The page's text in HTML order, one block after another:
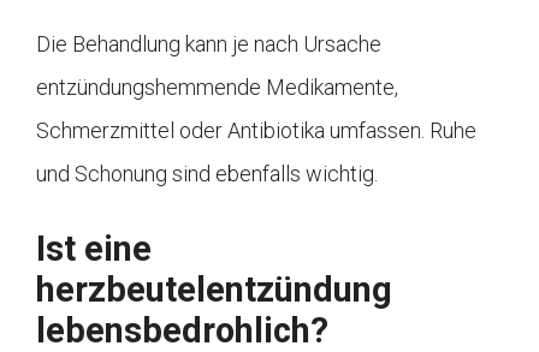
Die Behandlung kann je nach Ursache
entzündungshemmende Medikamente,
Schmerzmittel oder Antibiotika umfassen. Ruhe
und Schonung sind ebenfalls wichtig.
Ist eine
herzbeutelentzündung
lebensbedrohlich?